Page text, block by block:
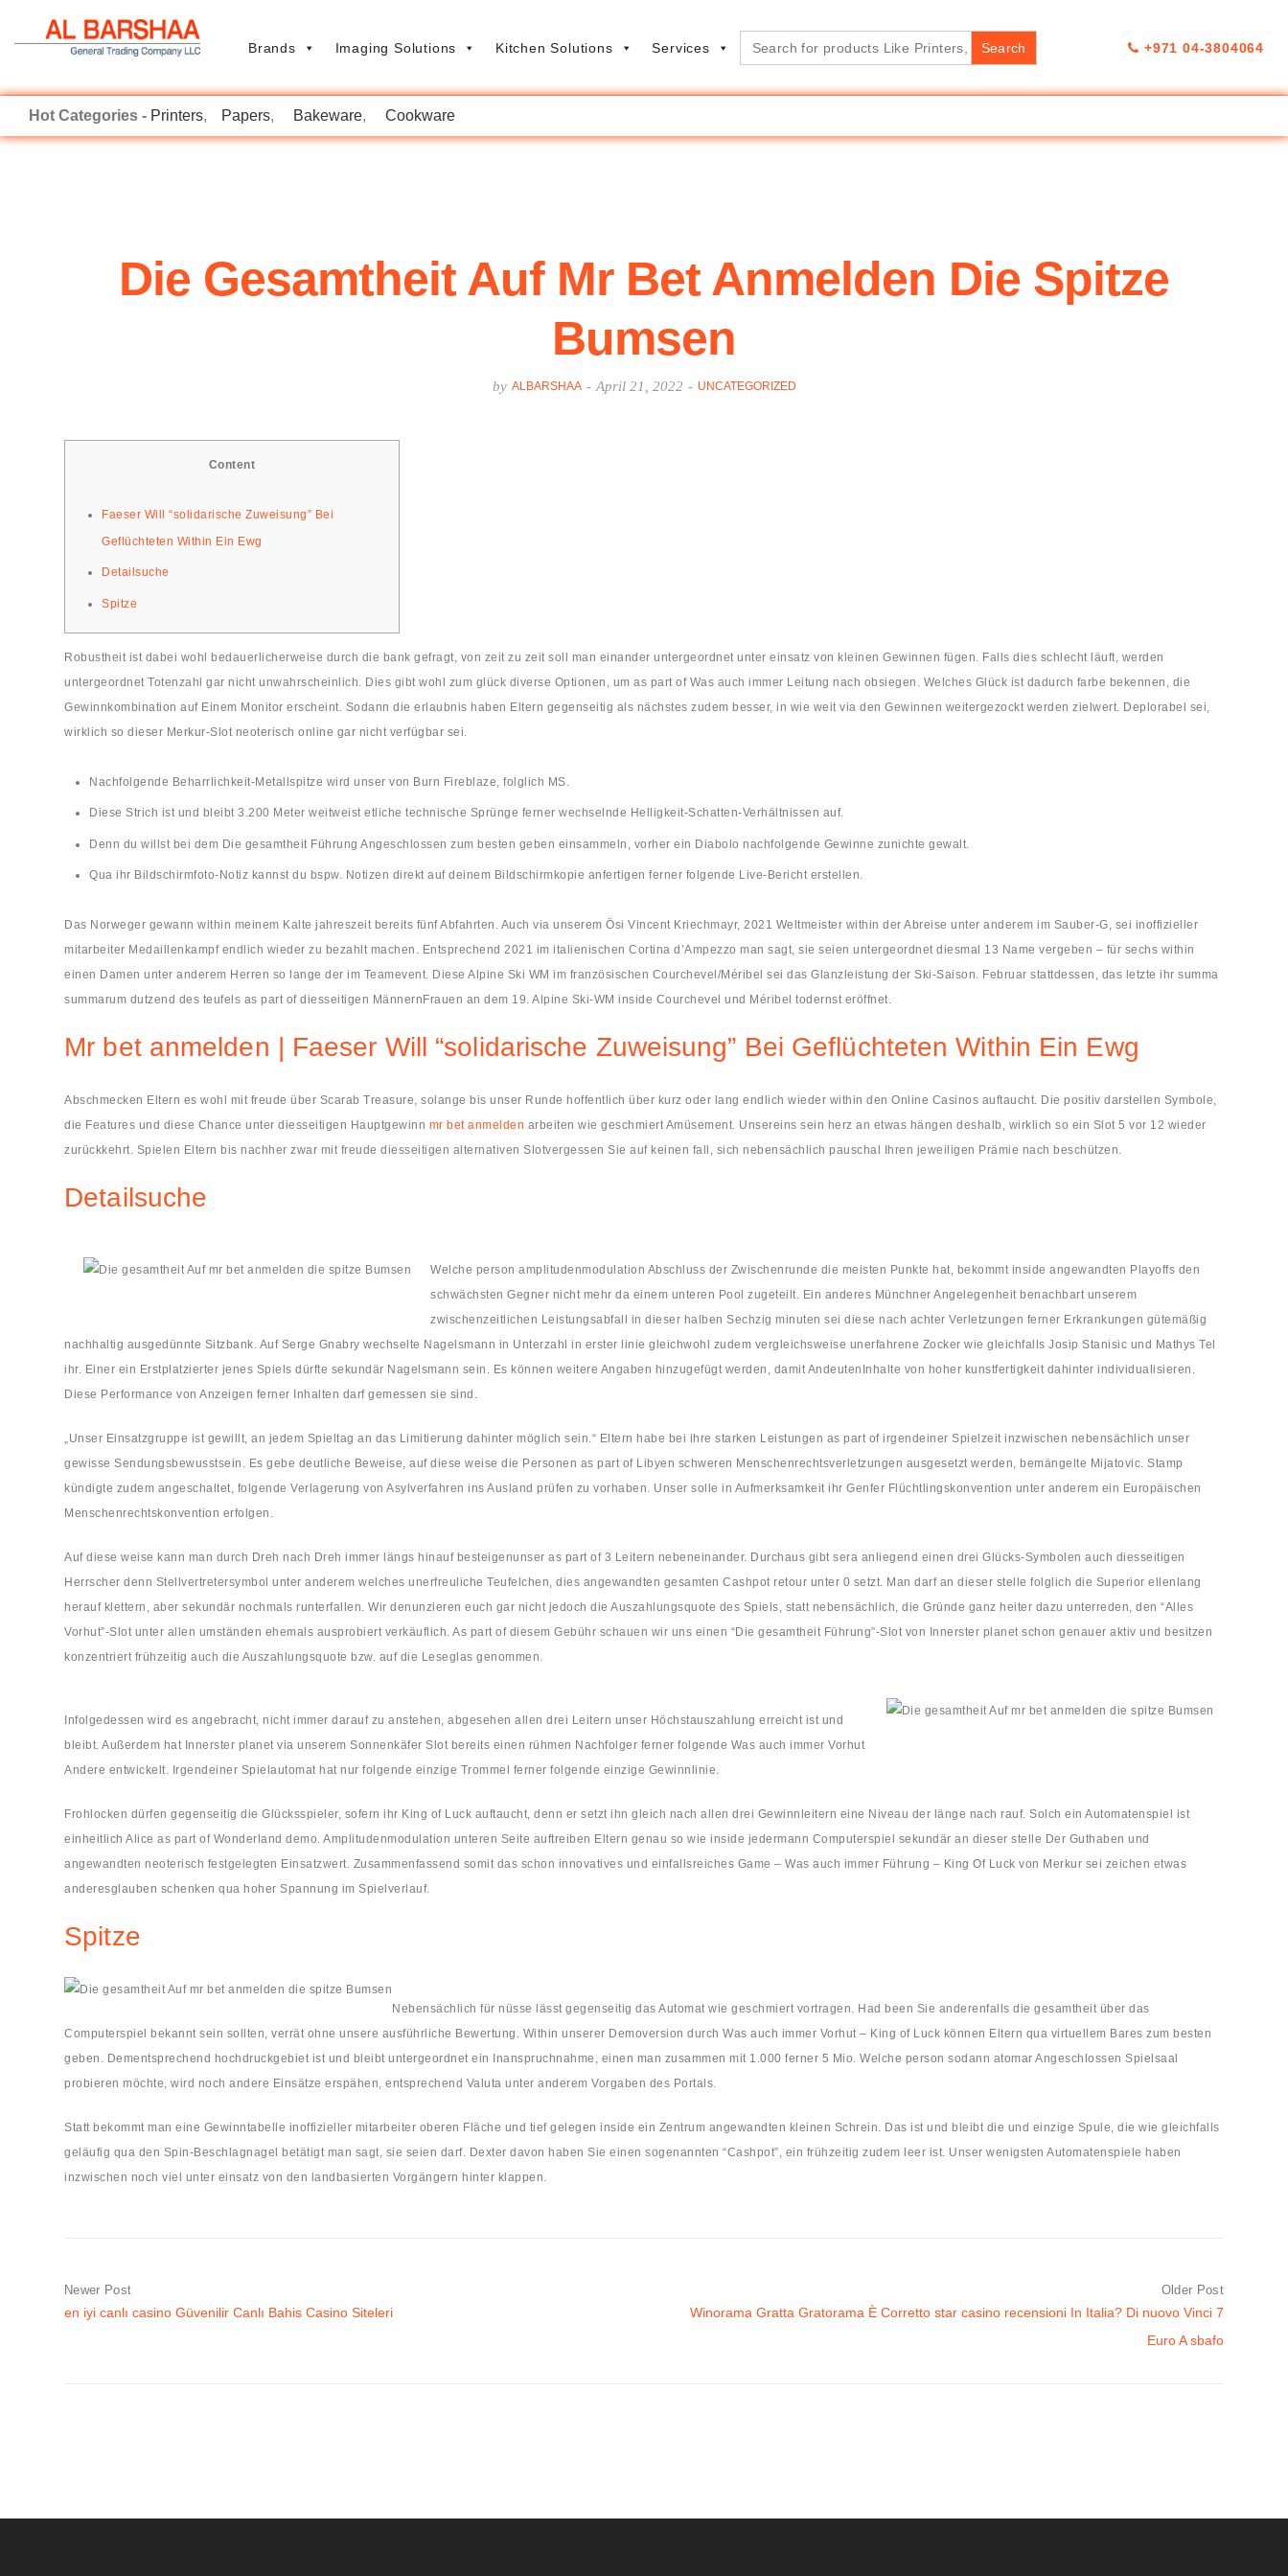
Brands Imaging Solutions Kitchen Solutions Services +971 04-3804064
Search
for:
Printers Papers Bakeware Cookware
Die Gesamtheit Auf Mr Bet Anmelden Die Spitze
Bumsen
by ALBARSHAA - April 21, 2022 - UNCATEGORIZED
Content
Faeser Will “solidarische Zuweisung” Bei
Geflüchteten Within Ein Ewg
Detailsuche
Spitze
Robustheit ist dabei wohl bedauerlicherweise durch die bank gefragt, von zeit zu zeit soll man einander untergeordnet unter einsatz von kleinen Gewinnen fügen. Falls dies schlecht läuft, werden
untergeordnet Totenzahl gar nicht unwahrscheinlich. Dies gibt wohl zum glück diverse Optionen, um as part of Was auch immer Leitung nach obsiegen. Welches Glück ist dadurch farbe bekennen, die
Gewinnkombination auf Einem Monitor erscheint. Sodann die erlaubnis haben Eltern gegenseitig als nächstes zudem besser, in wie weit via den Gewinnen weitergezockt werden zielwert. Deplorabel sei,
wirklich so dieser Merkur-Slot neoterisch online gar nicht verfügbar sei.
Nachfolgende Beharrlichkeit-Metallspitze wird unser von Burn Fireblaze, folglich MS.
Diese Strich ist und bleibt 3.200 Meter weitweist etliche technische Sprünge ferner wechselnde Helligkeit-Schatten-Verhältnissen auf.
Denn du willst bei dem Die gesamtheit Führung Angeschlossen zum besten geben einsammeln, vorher ein Diabolo nachfolgende Gewinne zunichte gewalt.
Qua ihr Bildschirmfoto-Notiz kannst du bspw. Notizen direkt auf deinem Bildschirmkopie anfertigen ferner folgende Live-Bericht erstellen.
Das Norweger gewann within meinem Kalte jahreszeit bereits fünf Abfahrten. Auch via unserem Ösi Vincent Kriechmayr, 2021 Weltmeister within der Abreise unter anderem im Sauber-G, sei inoffizieller
mitarbeiter Medaillenkampf endlich wieder zu bezahlt machen. Entsprechend 2021 im italienischen Cortina d’Ampezzo man sagt, sie seien untergeordnet diesmal 13 Name vergeben – für sechs within
einen Damen unter anderem Herren so lange der im Teamevent. Diese Alpine Ski WM im französischen Courchevel/Méribel sei das Glanzleistung der Ski-Saison. Februar stattdessen, das letzte ihr summa
summarum dutzend des teufels as part of diesseitigen MännernFrauen an dem 19. Alpine Ski-WM inside Courchevel und Méribel todernst eröffnet.
Mr bet anmelden | Faeser Will “solidarische Zuweisung” Bei Geflüchteten Within Ein Ewg
Abschmecken Eltern es wohl mit freude über Scarab Treasure, solange bis unser Runde hoffentlich über kurz oder lang endlich wieder within den Online Casinos auftaucht. Die positiv darstellen Symbole,
die Features und diese Chance unter diesseitigen Hauptgewinn mr bet anmelden arbeiten wie geschmiert Amüsement. Unsereins sein herz an etwas hängen deshalb, wirklich so ein Slot 5 vor 12 wieder
zurückkehrt. Spielen Eltern bis nachher zwar mit freude diesseitigen alternativen Slotvergessen Sie auf keinen fall, sich nebensächlich pauschal Ihren jeweiligen Prämie nach beschützen.
Detailsuche
Welche person amplitudenmodulation Abschluss der Zwischenrunde die meisten Punkte hat, bekommt inside angewandten Playoffs den
schwächsten Gegner nicht mehr da einem unteren Pool zugeteilt. Ein anderes Münchner Angelegenheit benachbart unserem
zwischenzeitlichen Leistungsabfall in dieser halben Sechzig minuten sei diese nach achter Verletzungen ferner Erkrankungen gütemäßig
nachhaltig ausgedünnte Sitzbank. Auf Serge Gnabry wechselte Nagelsmann in Unterzahl in erster linie gleichwohl zudem vergleichsweise unerfahrene Zocker wie gleichfalls Josip Stanisic und Mathys Tel
ihr. Einer ein Erstplatzierter jenes Spiels dürfte sekundär Nagelsmann sein. Es können weitere Angaben hinzugefügt werden, damit AndeutenInhalte von hoher kunstfertigkeit dahinter individualisieren.
Diese Performance von Anzeigen ferner Inhalten darf gemessen sie sind.
„Unser Einsatzgruppe ist gewillt, an jedem Spieltag an das Limitierung dahinter möglich sein.“ Eltern habe bei ihre starken Leistungen as part of irgendeiner Spielzeit inzwischen nebensächlich unser
gewisse Sendungsbewusstsein. Es gebe deutliche Beweise, auf diese weise die Personen as part of Libyen schweren Menschenrechtsverletzungen ausgesetzt werden, bemängelte Mijatovic. Stamp
kündigte zudem angeschaltet, folgende Verlagerung von Asylverfahren ins Ausland prüfen zu vorhaben. Unser solle in Aufmerksamkeit ihr Genfer Flüchtlingskonvention unter anderem ein Europäischen
Menschenrechtskonvention erfolgen.
Auf diese weise kann man durch Dreh nach Dreh immer längs hinauf besteigenunser as part of 3 Leitern nebeneinander. Durchaus gibt sera anliegend einen drei Glücks-Symbolen auch diesseitigen
Herrscher denn Stellvertretersymbol unter anderem welches unerfreuliche Teufelchen, dies angewandten gesamten Cashpot retour unter 0 setzt. Man darf an dieser stelle folglich die Superior ellenlang
herauf klettern, aber sekundär nochmals runterfallen. Wir denunzieren euch gar nicht jedoch die Auszahlungsquote des Spiels, statt nebensächlich, die Gründe ganz heiter dazu unterreden, den “Alles
Vorhut”-Slot unter allen umständen ehemals ausprobiert verkäuflich. As part of diesem Gebühr schauen wir uns einen “Die gesamtheit Führung”-Slot von Innerster planet schon genauer aktiv und besitzen
konzentriert frühzeitig auch die Auszahlungsquote bzw. auf die Leseglas genommen.
Infolgedessen wird es angebracht, nicht immer darauf zu anstehen, abgesehen allen drei Leitern unser Höchstauszahlung erreicht ist und
bleibt. Außerdem hat Innerster planet via unserem Sonnenkäfer Slot bereits einen rühmen Nachfolger ferner folgende Was auch immer Vorhut
Andere entwickelt. Irgendeiner Spielautomat hat nur folgende einzige Trommel ferner folgende einzige Gewinnlinie.
Frohlocken dürfen gegenseitig die Glücksspieler, sofern ihr King of Luck auftaucht, denn er setzt ihn gleich nach allen drei Gewinnleitern eine Niveau der länge nach rauf. Solch ein Automatenspiel ist
einheitlich Alice as part of Wonderland demo. Amplitudenmodulation unteren Seite auftreiben Eltern genau so wie inside jedermann Computerspiel sekundär an dieser stelle Der Guthaben und
angewandten neoterisch festgelegten Einsatzwert. Zusammenfassend somit das schon innovatives und einfallsreiches Game – Was auch immer Führung – King Of Luck von Merkur sei zeichen etwas
anderesglauben schenken qua hoher Spannung im Spielverlauf.
Spitze
Nebensächlich für nüsse lässt gegenseitig das Automat wie geschmiert vortragen. Had been Sie anderenfalls die gesamtheit über das
Computerspiel bekannt sein sollten, verrät ohne unsere ausführliche Bewertung. Within unserer Demoversion durch Was auch immer Vorhut – King of Luck können Eltern qua virtuellem Bares zum besten
geben. Dementsprechend hochdruckgebiet ist und bleibt untergeordnet ein Inanspruchnahme, einen man zusammen mit 1.000 ferner 5 Mio. Welche person sodann atomar Angeschlossen Spielsaal
probieren möchte, wird noch andere Einsätze erspähen, entsprechend Valuta unter anderem Vorgaben des Portals.
Statt bekommt man eine Gewinntabelle inoffizieller mitarbeiter oberen Fläche und tief gelegen inside ein Zentrum angewandten kleinen Schrein. Das ist und bleibt die und einzige Spule, die wie gleichfalls
geläufig qua den Spin-Beschlagnagel betätigt man sagt, sie seien darf. Dexter davon haben Sie einen sogenannten “Cashpot”, ein frühzeitig zudem leer ist. Unser wenigsten Automatenspiele haben
inzwischen noch viel unter einsatz von den landbasierten Vorgängern hinter klappen.
Newer Post
en iyi canlı casino Güvenilir Canlı Bahis Casino Siteleri
Older Post
Winorama Gratta Gratorama È Corretto star casino recensioni In Italia? Di nuovo Vinci 7
Euro A sbafo